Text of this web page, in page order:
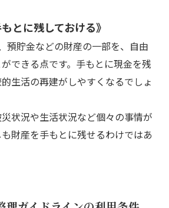
とに残しておける》
預貯金などの財産の一部を、自由
できる点です。手もとに現金を残
生活の再建がしやすくなるでしょ
状況や生活状況など個々の事情が
財産を手もとに残せるわけではあ